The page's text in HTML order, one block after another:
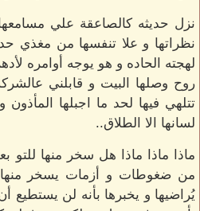
نزل حديثه كالصاعقة علي
نظراتها و علا تنفسها من مغذي
لهجته الحاده و هو يوجه أوامره
روح وصلها البيت و قابلني
تتلهي فيها لحد ما اجبلها
لسانها الا الطلاق..
ماذا ماذا ماذا هل سخر منها
من ضغوطات و أزمات يسخر
يُراضيها و يخبرها بأنه لن يستطيع